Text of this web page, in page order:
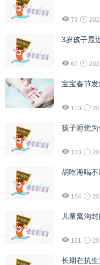
79
3岁孩子最
67
宝宝春节发
113
孩子睡觉为
133
胡吃海喝
154
儿童窝沟
161
长期在抗生